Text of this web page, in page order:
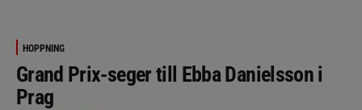
HOPPNING
Grand Prix-seger till Ebba Danielsson i
Prag